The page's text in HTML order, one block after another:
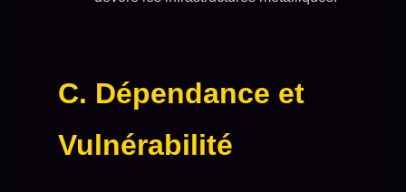
C. Dépendance et
Vulnérabilité